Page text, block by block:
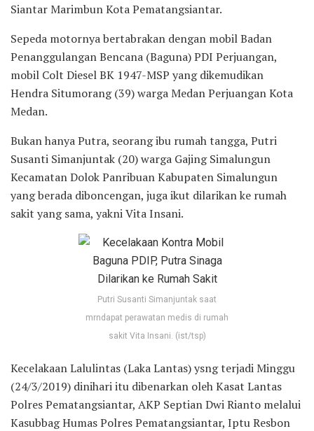
Siantar Marimbun Kota Pematangsiantar.
Sepeda motornya bertabrakan dengan mobil Badan
Penanggulangan Bencana (Baguna) PDI Perjuangan,
mobil Colt Diesel BK 1947-MSP yang dikemudikan
Hendra Situmorang (39) warga Medan Perjuangan Kota
Medan.
Bukan hanya Putra, seorang ibu rumah tangga, Putri
Susanti Simanjuntak (20) warga Gajing Simalungun
Kecamatan Dolok Panribuan Kabupaten Simalungun
yang berada diboncengan, juga ikut dilarikan ke rumah
sakit yang sama, yakni Vita Insani.
Putri Susanti Simanjuntak saat
mrndapat perawatan medis di rumah
sakit Vita Insani. (ist/tsp)
Kecelakaan Lalulintas (Laka Lantas) ysng terjadi Minggu
(24/3/2019) dinihari itu dibenarkan oleh Kasat Lantas
Polres Pematangsiantar, AKP Septian Dwi Rianto melalui
Kasubbag Humas Polres Pematangsiantar, Iptu Resbon